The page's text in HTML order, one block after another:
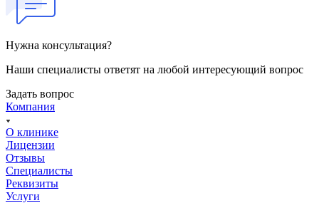
Нужна консультация?
Наши специалисты ответят на любой интересующий вопрос
Задать вопрос
Компания
О клинике
Лицензии
Отзывы
Специалисты
Реквизиты
Услуги